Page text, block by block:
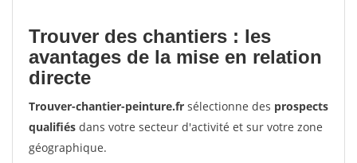
Trouver des chantiers : les
avantages de la mise en relation
directe
Trouver-chantier-peinture.fr sélectionne des prospects
qualifiés dans votre secteur d'activité et sur votre zone
géographique.